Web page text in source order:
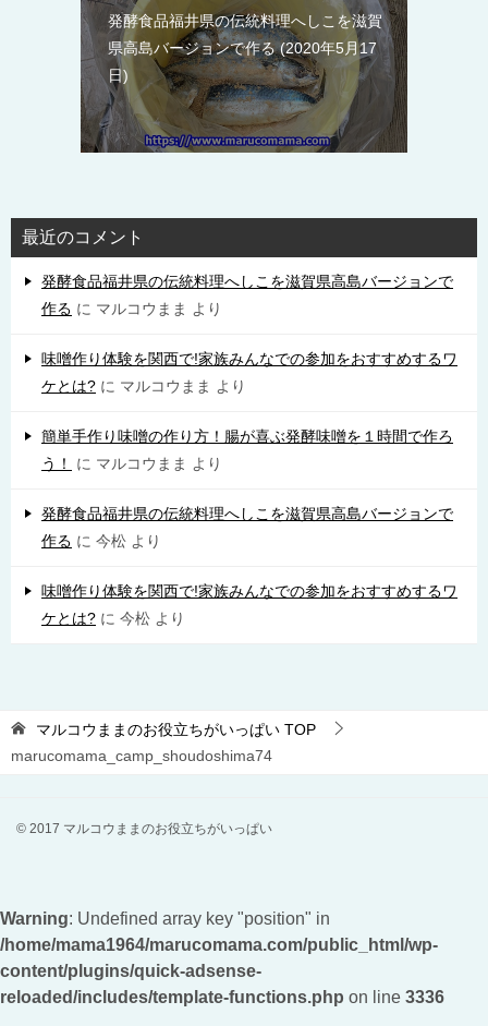
発酵食品福井県の伝統料理へしこを滋賀
県高島バージョンで作る 2020年5月17
日
最近のコメント
発酵食品福井県の伝統料理へしこを滋賀県高島バージョンで
作る に マルコウまま より
味噌作り体験を関西で!家族みんなでの参加をおすすめするワ
ケとは? に マルコウまま より
簡単手作り味噌の作り方！腸が喜ぶ発酵味噌を１時間で作ろ
う！
に マルコウまま より
発酵食品福井県の伝統料理へしこを滋賀県高島バージョンで
作る に 今松 より
味噌作り体験を関西で!家族みんなでの参加をおすすめするワ
ケとは? に 今松 より
マルコウままのお役立ちがいっぱい TOP
marucomama_camp_shoudoshima74
© 2017 マルコウままのお役立ちがいっぱい
Warning: Undefined array key "position" in
/home/mama1964/marucomama.com/public_html/wp-
content/plugins/quick-adsense-
reloaded/includes/template-functions.php on line 3336